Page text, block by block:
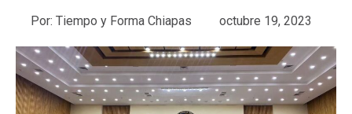
Por: Tiempo y Forma Chiapas octubre 19, 2023